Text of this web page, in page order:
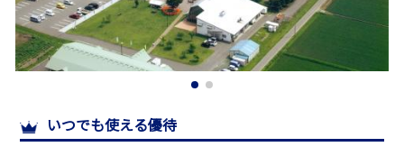
マイページ
会員優待のご利用方法
サイトマップ
いつでも使える優待